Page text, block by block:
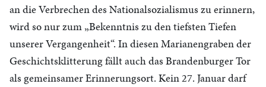
an die Verbrechen des Nationalsozialismus zu erinnern,
wird so nur zum „Bekenntnis zu den tiefsten Tiefen
unserer Vergangenheit“. In diesen Marianengraben der
Geschichtsklitterung fällt auch das Brandenburger Tor
als gemeinsamer Erinnerungsort. Kein 27. Januar darf